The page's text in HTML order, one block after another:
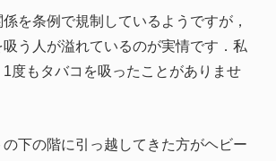
を条例で規制しているようですが，
う人が溢れているのが実情です．私
度もタバコを吸ったことがありませ
下の階に引っ越してきた方がヘビー